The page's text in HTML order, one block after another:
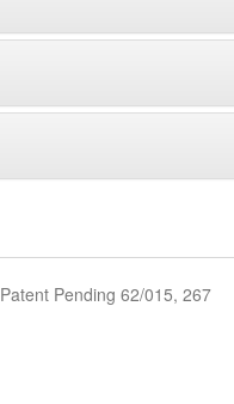
Patent Pending 62/015, 267